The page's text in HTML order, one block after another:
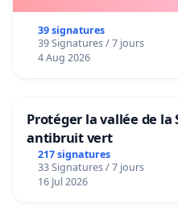
39 signatures
39 Signatures / 7 jours
4 Aug 2026
Protéger la vallée de
antibruit vert
217 signatures
33 Signatures / 7 jours
16 Jul 2026